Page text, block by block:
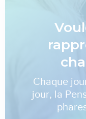
Chaque
jour, la